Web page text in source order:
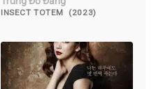
INSECT TOTEM (2023)